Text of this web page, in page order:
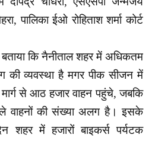
पालिका ईओ रोहिताश शर्मा कोर्ट
कि नैनीताल शहर में अधिकतम
की व्यवस्था है मगर पीक सीजन में
मार्ग से आठ हजार वाहन पहुंचे, जबकि
वाहनों की संख्या अलग है। इसके
शहर में हजारों बाइकर्स पर्यटक